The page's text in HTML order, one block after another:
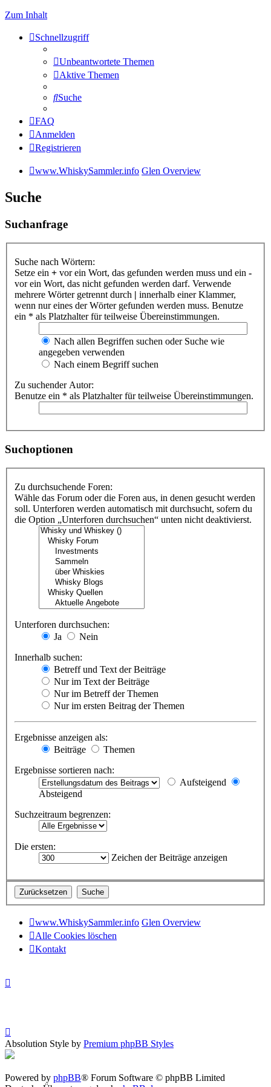
Zum Inhalt
Schnellzugriff
Unbeantwortete Themen
Aktive Themen
Suche
FAQ
Anmelden
Registrieren
www.WhiskySammler.info Glen Overview
Suche
Suchanfrage
Suche nach Wörtern:
Setze ein + vor ein Wort, das gefunden werden muss und ein -
vor ein Wort, das nicht gefunden werden darf. Verwende
mehrere Wörter getrennt durch | innerhalb einer Klammer,
wenn nur eines der Wörter gefunden werden muss. Benutze
ein * als Platzhalter für teilweise Übereinstimmungen.
Nach allen Begriffen suchen oder Suche wie
angegeben verwenden
Nach einem Begriff suchen
Zu suchender Autor:
Benutze ein * als Platzhalter für teilweise Übereinstimmungen.
Suchoptionen
Zu durchsuchende Foren:
Wähle das Forum oder die Foren aus, in denen gesucht werden
soll. Unterforen werden automatisch mit durchsucht, sofern du
die Option „Unterforen durchsuchen“ unten nicht deaktivierst.
Unterforen durchsuchen:
Ja
Nein
Innerhalb suchen:
Betreff und Text der Beiträge
Nur im Text der Beiträge
Nur im Betreff der Themen
Nur im ersten Beitrag der Themen
Ergebnisse anzeigen als:
Beiträge
Themen
Ergebnisse sortieren nach:
Aufsteigend
Absteigend
Suchzeitraum begrenzen:
Die ersten:
Zeichen der Beiträge anzeigen
www.WhiskySammler.info Glen Overview
Alle Cookies löschen
Kontakt
Absolution Style by Premium phpBB Styles
Powered by phpBB® Forum Software © phpBB Limited